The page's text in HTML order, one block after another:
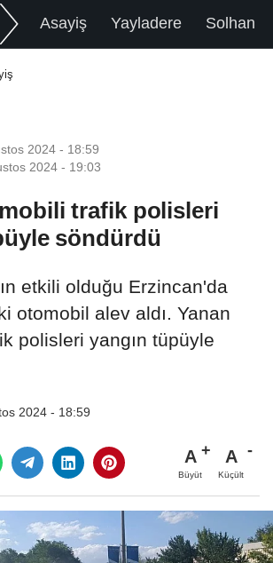
Asayiş Yayladere Solhan
2024 - 18:59
2024 - 19:03
trafik polisleri
söndürdü
etkili olduğu Erzincan'da
otomobil alev aldı. Yanan
polisleri yangın tüpüyle
2024 - 18:59
A
Büyüt
A
Küçült